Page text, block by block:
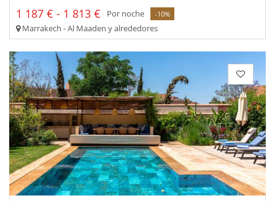
1 187 € - 1 813 € Por noche -10%
Marrakech - Al Maaden y alrededores